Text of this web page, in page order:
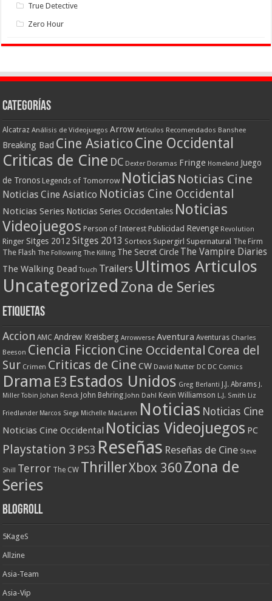
True Detective
Zero Hour
Categorías
Alcatraz Análisis de Videojuegos Arrow Artículos Recomendados Banshee
Breaking Bad Cine AsiaticoCine Occidental
Criticas de Cine DC Dexter Doramas Fringe Homeland Juego
de Tronos Legends of Tomorrow Noticias Noticias Cine
Noticias Cine Asiatico Noticias Cine Occidental
Noticias Series Noticias Series Occidentales Noticias
Videojuegos Person of Interest Publicidad Revenge Revolution
Ringer Sitges 2012 Sitges 2013 Sorteos Supergirl Supernatural The Firm
The Flash The Following The Killing The Secret Circle The Vampire Diaries
The Walking Dead Touch Trailers Ultimos Articulos
Uncategorized Zona de Series
Etiquetas
Accion AMC Andrew Kreisberg Arrowverse Aventura Aventuras Charles
Beeson Ciencia Ficcion Cine Occidental Corea del
Sur Crimen Criticas de Cine CW David Nutter DC DC Comics
Drama E3 Estados Unidos Greg Berlanti J.J. Abrams J.
Miller Tobin Johan Renck John Behring John Dahl Kevin Williamson L.J. Smith Liz
Friedlander Marcos Siega Michelle MacLaren Noticias Noticias Cine
Noticias Cine Occidental Noticias Videojuegos PC
Playstation 3 PS3 Reseñas Reseñas de Cine Steve
Shill Terror The CW ThrillerXbox 360 Zona de
Series
Blogroll
5KageS
Allzine
Asia-Team
Asia-Vip